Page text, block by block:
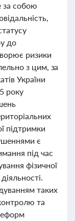
за собою
до
ризики
з цим, за
України
року
підтримки
є
під час
фізичної
таких
та